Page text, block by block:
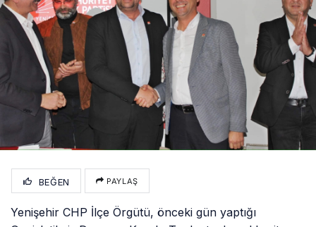
BEĞEN PAYLAŞ
Yenişehir CHP İlçe Örgütü, önceki gün yaptığı